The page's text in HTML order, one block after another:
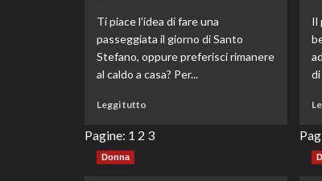
Ti piace l’idea di fare una
passeggiata il giorno di Santo
Stefano, oppure preferisci rimanere
al caldo a casa? Per...
Leggi tuttoLeggi
più
Pagine: 1 2 3
Il
Donna